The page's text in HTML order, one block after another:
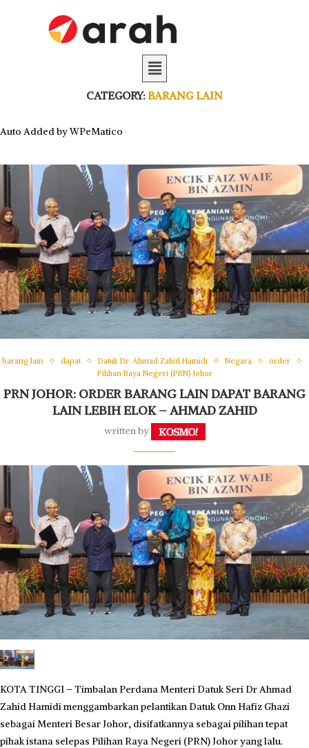
CATEGORY: BARANG LAIN
Auto Added by WPeMatico
barang lain dapat Datuk Dr. Ahmad Zahid Hamidi Negara
order
Pilihan Raya Negeri (PRN) Johor
PRN JOHOR: ORDER BARANG LAIN DAPAT BARANG
LAIN LEBIH ELOK – AHMAD ZAHID
written by
​KOTA TINGGI – Timbalan Perdana Menteri Datuk Seri Dr Ahmad
Zahid Hamidi menggambarkan pelantikan Datuk Onn Hafiz Ghazi
sebagai Menteri Besar Johor, disifatkannya sebagai pilihan tepat
pihak istana selepas Pilihan Raya Negeri (PRN) Johor yang lalu.